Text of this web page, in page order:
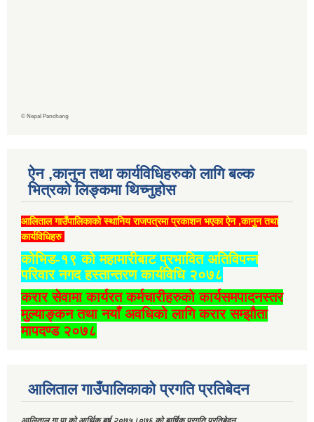
© Nepal Panchang
ऐन ,कानुन तथा कार्यविधिहरुको लागि बल्क
भित्रको लिङ्कमा थिच्‍नुहोस
आलिताल गाउँपालिकाको स्थानिय राजपत्रमा प्रकाशन भएका ऐन ,कानुन तथा
कार्यविधिहरु
कोभिड-१९ को महामारीबाट प्रभावित अतिविपन्न
परिवार नगद हस्तान्तरण कार्यविधि २०७८
करार सेवामा कार्यरत कर्मचारीहरुको कार्यसमपादनस्तर
मुल्याङ्कन तथा नयाँ अवधिको लागि करार सम्झौता
मापदण्ड २०७८
आलिताल गाउँपालिकाको प्रगति प्रतिबेदन